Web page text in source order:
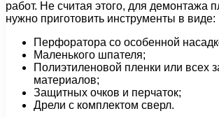
работ. Не считая этого, для демонтажа
нужно приготовить инструменты в виде:
Перфоратора со особенной
Маленького шпателя;
Полиэтиленовой пленки или всех
материалов;
Защитных очков и перчаток;
Дрели с комплектом сверл.